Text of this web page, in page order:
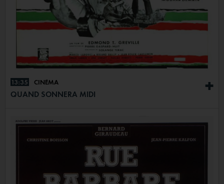
+
13:35 CINÉMA
QUAND SONNERA MIDI